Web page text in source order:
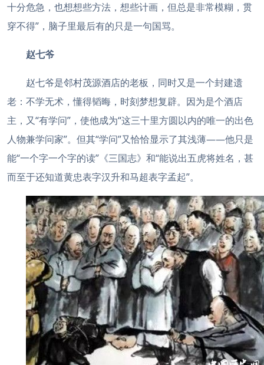
十分危急，也想想些方法，想些计画，但总是非常模糊，贯
穿不得”，脑子里最后有的只是一句国骂。
赵七爷
赵七爷是邻村茂源酒店的老板，同时又是一个封建遗
老：不学无术，懂得韬晦，时刻梦想复辟。因为是个酒店
主，又“有学问”，使他成为“这三十里方圆以内的唯一的出色
人物兼学问家”。但其“学问”又恰恰显示了其浅薄——他只是
能“一个字一个字的读”《三国志》和“能说出五虎将姓名，甚
而至于还知道黄忠表字汉升和马超表字孟起”。